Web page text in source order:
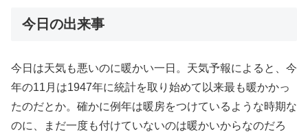
今日の出来事
今日は天気も悪いのに暖かい一日。天気予報によると、今
年の11月は1947年に統計を取り始めて以来最も暖かかっ
たのだとか。確かに例年は暖房をつけているような時期な
のに、まだ一度も付けていないのは暖かいからなのだろ